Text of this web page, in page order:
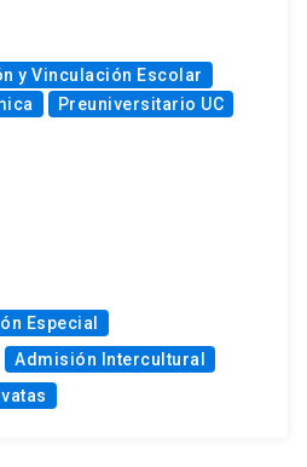
y Vinculación Escolar
Preuniversitario UC
Especial
Admisión Intercultural